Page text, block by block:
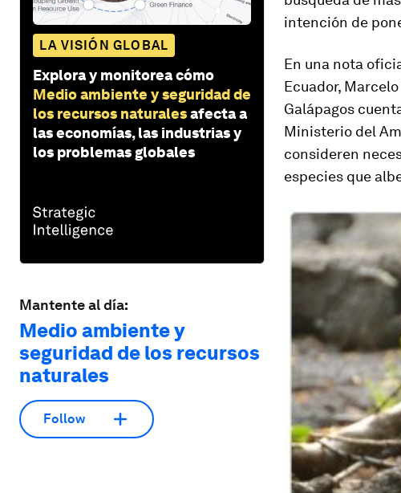
LA VISIÓN GLOBAL
Explora y monitorea cómo
Medio ambiente y seguridad de
los recursos naturalesafecta a
las economías, las industrias y
los problemas globales
Mantente al día:
Medio ambiente y
seguridad de los recursos
naturales
Follow
intención de
En una nota
Ecuador,
Galápagos
Ministerio del
consideren
especies que